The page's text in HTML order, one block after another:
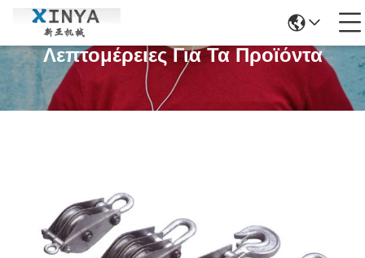
Λεπτομέρειες Για Τα Προϊόντα